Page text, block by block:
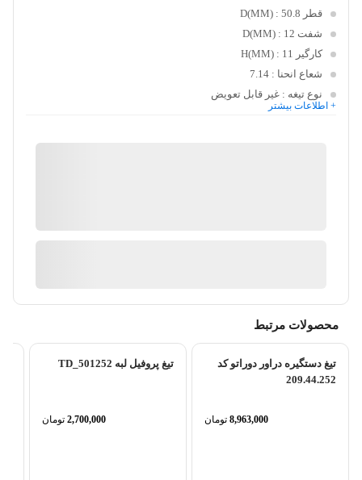
قطر D(MM) : 50.8
شفت D(MM) : 12
کارگیر H(MM) : 11
شعاع انحنا : 7.14
نوع تیغه : غیر قابل تعویض
+ اطلاعات بیشتر
محصولات مرتبط
تیغ دستگیره دراور دوراتو کد
209.44.252
8,963,000 تومان
تیغ پروفیل لبه TD_501252
2,700,000 تومان